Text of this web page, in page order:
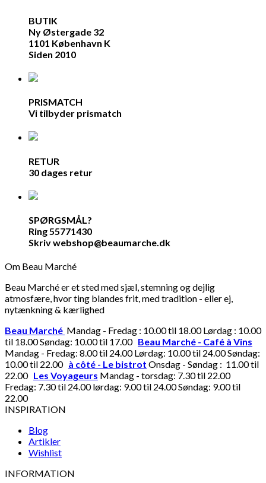
BUTIK
Ny Østergade 32
1101 København K
Siden 2010
PRISMATCH
Vi tilbyder prismatch
RETUR
30 dages retur
SPØRGSMÅL?
Ring 55771430
Skriv webshop@beaumarche.dk
Om Beau Marché
Beau Marché er et sted med sjæl, stemning og dejlig
atmosfære, hvor ting blandes frit, med tradition - eller ej,
nytænkning & kærlighed
Beau Marché Mandag - Fredag : 10.00 til 18.00 Lørdag : 10.00
til 18.00 Søndag: 10.00 til 17.00 Beau Marché - Café à Vins
Mandag - Fredag: 8.00 til 24.00 Lørdag: 10.00 til 24.00 Søndag:
10.00 til 22.00 à côté - Le bistrot Onsdag - Søndag : 11.00 til
22.00 Les Voyageurs Mandag - torsdag: 7.30 til 22.00
Fredag: 7.30 til 24.00 lørdag: 9.00 til 24.00 Søndag: 9.00 til
22.00
INSPIRATION
Blog
Artikler
Wishlist
INFORMATION